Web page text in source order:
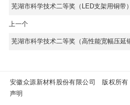
芜湖市科学技术二等奖（LED支架用铜带）
上一个
芜湖市科学技术二等奖（高性能宽幅压延
安徽众源新材料股份有限公司 版权所
声明